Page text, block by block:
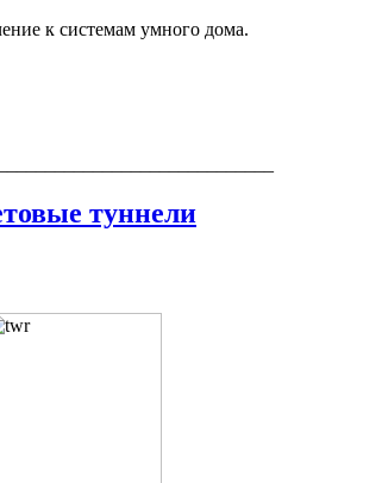
к системам умного дома.
туннели